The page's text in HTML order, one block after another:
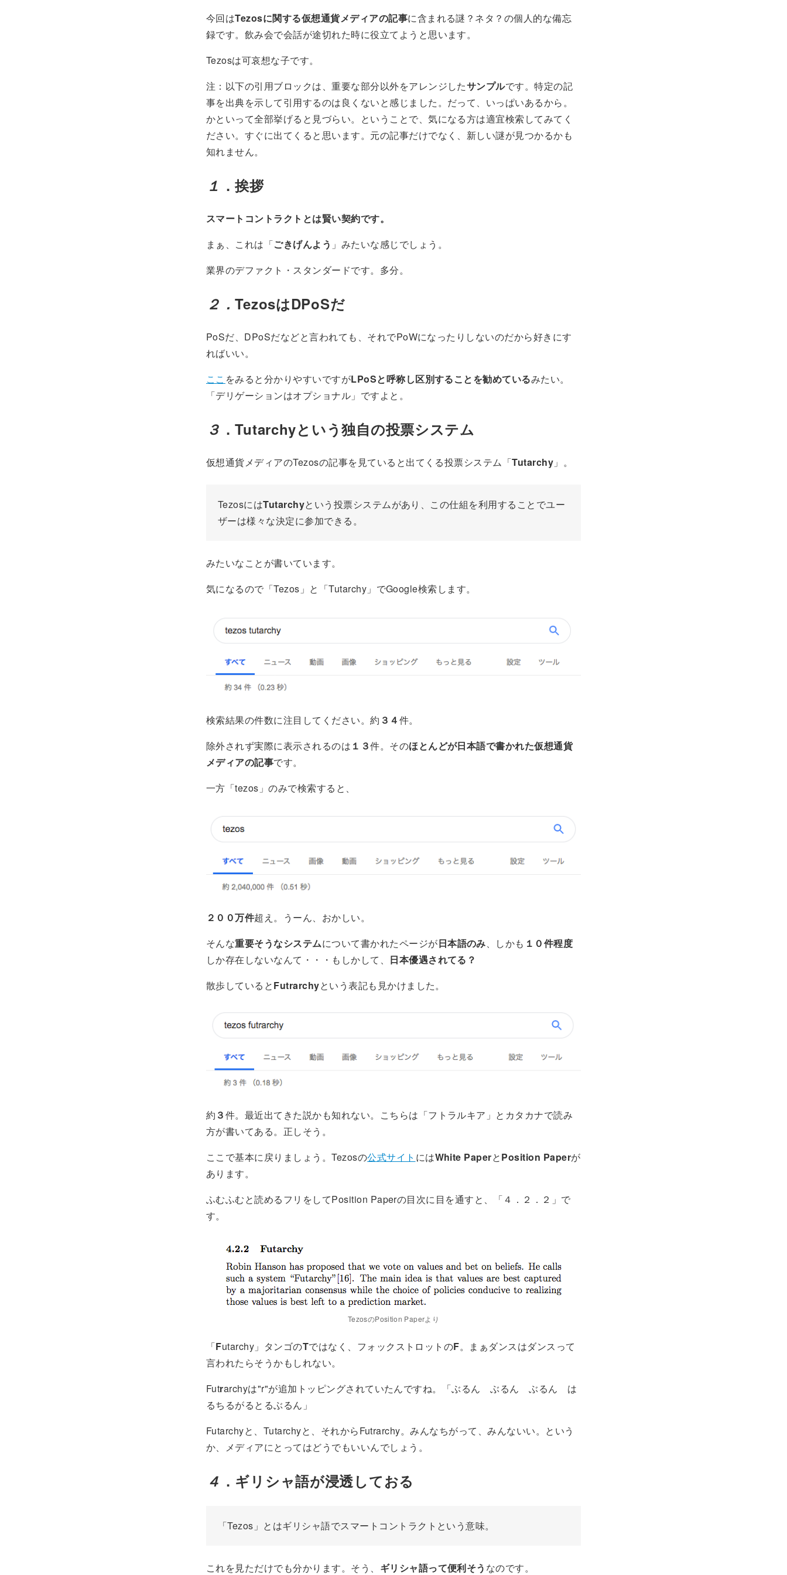
今回はTezosに関する仮想通貨メディアの記事に含まれる謎？ネタ？の個人的な備忘
録です。飲み会で会話が途切れた時に役立てようと思います。
Tezosは可哀想な子です。
注：以下の引用ブロックは、重要な部分以外をアレンジしたサンプルです。特定の記
事を出典を示して引用するのは良くないと感じました。だって、いっぱいあるから。
かといって全部挙げると見づらい。ということで、気になる方は適宜検索してみてく
ださい。すぐに出てくると思います。元の記事だけでなく、新しい謎が見つかるかも
知れません。
１ ．挨拶
スマートコントラクトとは賢い契約です。
まぁ、これは「ごきげんよう 」みたいな感じでしょう。
業界のデファクト・スタンダードです。多分。
２．TezosはDPoSだ
PoSだ、DPoSだなどと言われても、それでPoWになったりしないのだから好きにす
ればいい。
ここ をみると分かりやすいですがLPoSと呼称し区別することを勧めているみたい。
「デリゲーションはオプショナル」ですよと。
３ ．Tutarchyという独自の投票システム
仮想通貨メディアのTezosの記事を見ていると出てくる投票システム「Tutarchy 」。
TezosにはTutarchyという投票システムがあり、この仕組を利用することでユー
ザーは様々な決定に参加できる。
みたいなことが書いています。
気になるので「Tezos」と「Tutarchy」でGoogle検索します。
検索結果の件数に注目してください。約 ３４件。
除外されず実際に表示されるのは １３件。そのほとんどが日本語で書かれた仮想通貨
メディアの記事です。
一方「tezos」のみで検索すると、
２００万件超え。うーん、おかしい。
そんな重要そうなシステムについて書かれたページが日本語のみ、しかも １０件程度
しか存在しないなんて・・・もしかして、 日本優遇されてる？
散歩しているとFutrarchyという表記も見かけました。
約 ３件。最近出てきた説かも知れない。こちらは「フトラルキア」とカタカナで読み
方が書いてある。正しそう。
ここで基本に戻りましょう。Tezosの公式サイト にはWhite PaperとPosition Paperが
あります。
ふむふむと読めるフリをしてPosition Paperの目次に目を通すと、「４．２．２」で
す。
TezosのPosition Paperより
「Futarchy」タンゴのTではなく、フォックストロットのF。まぁダンスはダンスって
言われたらそうかもしれない。
Futrarchyは"r"が追加トッピングされていたんですね。「ぶるん ぶるん ぶるん は
るちるがるとるぶるん」
Futarchyと、Tutarchyと、それからFutrarchy。みんなちがって、みんないい。という
か、メディアにとってはどうでもいいんでしょう。
４ ．ギリシャ語が浸透しておる
「Tezos」とはギリシャ語でスマートコントラクトという意味。
これを見ただけでも分かります。そう、 ギリシャ語って便利そう なのです。